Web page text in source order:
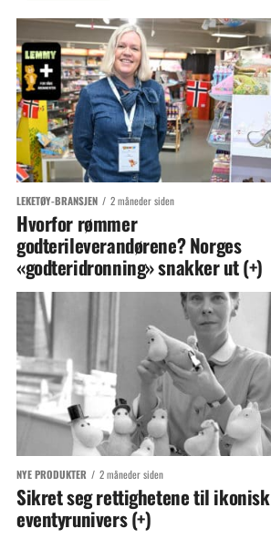
LEKETØY-BRANSJEN 2 måneder siden
Hvorfor rømmer
godterileverandørene? Norges
«godteridronning» snakker ut (+)
NYE PRODUKTER 2 måneder siden
Sikret seg rettighetene til ikonisk
eventyrunivers (+)